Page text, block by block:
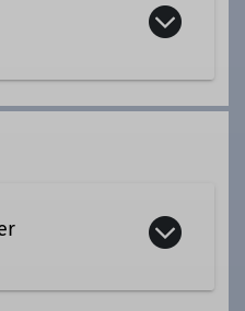
0179 4881154